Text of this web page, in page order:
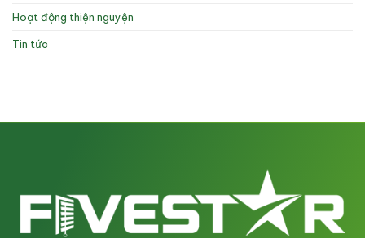
Hoạt động thiện nguyện
Tin tức